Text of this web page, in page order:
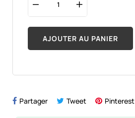
AJOUTER AU PANIER
Partager Tweet Pinterest